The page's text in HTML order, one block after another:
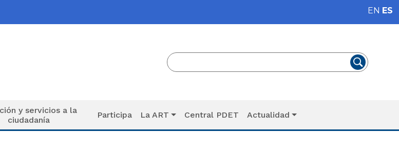
EN ES
y servicios a la
ciudadanía
Participa La ART Central PDET Actualidad